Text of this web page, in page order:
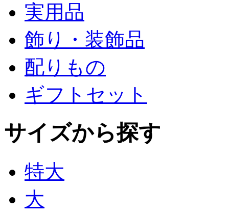
実用品
飾り・装飾品
配りもの
ギフトセット
サイズから探す
特大
大